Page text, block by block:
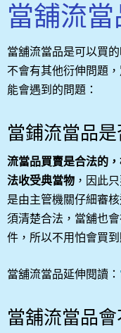
當舖流當
當舖流當品是可以買
不會有其他衍伸問題
能會遇到的問題：
當鋪流當品是
流當品買賣是合法的
法收受典當物 ，因此
是由主管機關仔細審
須清楚合法，當舖也
件，所以不用怕會買
當舖流當品延伸閱讀：
當舖流當品